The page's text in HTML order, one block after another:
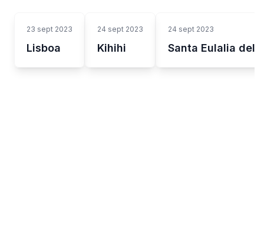
23 sept 2023
Lisboa
24 sept 2023
Kihihi
24 sept 2023
Santa Eulalia del